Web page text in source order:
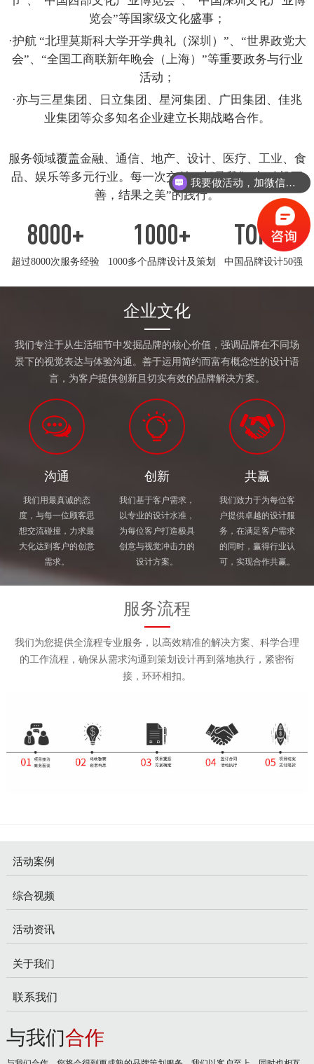
览会”等国家级文化盛事；
·护航 “北理莫斯科大学开学典礼（深圳）”、“世界政党大
会”、“全国工商联新年晚会（上海）”等重要政务与行业
活动；
·亦与三星集团、日立集团、星河集团、广田集团、佳兆
业集团等众多知名企业建立长期战略合作。
服务领域覆盖金融、通信、地产、设计、医疗、工业、食
品、娱乐等多元行业。每一次交付，都是我们对“动机至
善，结果之美”的践行。
8000+
超过8000次服务经验
1000+
1000多个品牌设计及策划
TOP50
中国品牌设计50强
企业文化
我们专注于从生活细节中发掘品牌的核心价值，强调品牌在不同场
景下的视觉表达与体验沟通。善于运用简约而富有概念性的设计语
言，为客户提供创新且切实有效的品牌解决方案。
沟通
我们用最真诚的态
度，与每一位顾客思
想交流碰撞，力求最
大化达到客户的创意
需求。
创新
我们基于客户需求，
以专业的设计水准，
为每位客户打造极具
创意与视觉冲击力的
设计方案。
共赢
我们致力于为每位客
户提供卓越的设计服
务，在满足客户需求
的同时，赢得行业认
可，实现合作共赢。
服务流程
我们为您提供全流程专业服务，以高效精准的解决方案、科学合理
的工作流程，确保从需求沟通到策划设计再到落地执行，紧密衔
接，环环相扣。
活动案例
综合视频
活动资讯
关于我们
联系我们
与我们合作
我要做活动，加微信详聊
可以看看你们的案例吗